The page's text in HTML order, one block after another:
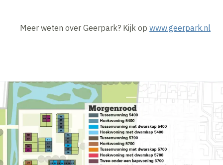
Meer weten over Geerpark? Kijk opwww.geerpark.nl